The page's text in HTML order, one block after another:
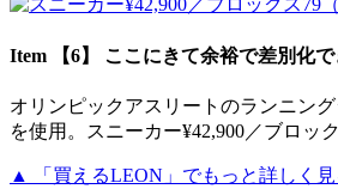
Item 【6】 ここにきて余裕で差別化
オリンピックアスリートのランニン
を使用。スニーカー¥42,900／ブロッ
▲ 「買えるLEON」でもっと詳しく見